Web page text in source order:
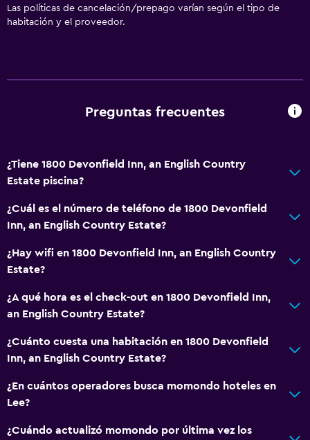
Las políticas de cancelación/prepago varían según el tipo de
habitación y el proveedor.
Preguntas frecuentes
¿Tiene 1800 Devonfield Inn, an English Country
Estate piscina?
¿Cuál es el número de teléfono de 1800 Devonfield
Inn, an English Country Estate?
¿Hay wifi en 1800 Devonfield Inn, an English Country
Estate?
¿A qué hora es el check-out en 1800 Devonfield Inn,
an English Country Estate?
¿Cuánto cuesta una habitación en 1800 Devonfield
Inn, an English Country Estate?
¿En cuántos operadores busca momondo hoteles en
Lee?
¿Cuándo actualizó momondo por última vez los